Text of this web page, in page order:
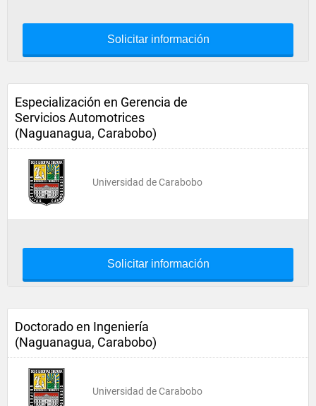
Solicitar información
Especialización en Gerencia de
Servicios Automotrices
(Naguanagua, Carabobo)
Universidad de Carabobo
Solicitar información
Doctorado en Ingeniería
(Naguanagua, Carabobo)
Universidad de Carabobo